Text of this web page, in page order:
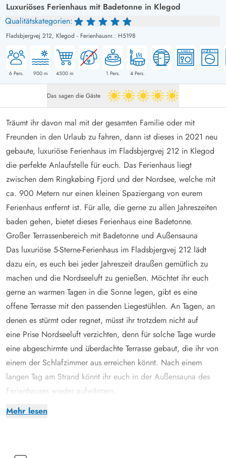
Luxuriöses Ferienhaus mit Badetonne in Klegod
Qualitätskategorien:
Fladsbjergvej 212, Klegod - Ferienhausnr.: H5198
6Pers. 900m 4500m 1 Pers. 4Pers.
Das sagen die Gäste 5 von 5
Mehr lesen
Träumt ihr davon mal mit der gesamten Familie oder mit
Freunden in den Urlaub zu fahren, dann ist dieses in 2021 neu
gebaute, luxuriöse Ferienhaus im Fladsbjergvej 212 in Klegod
die perfekte Anlaufstelle für euch. Das Ferienhaus liegt
zwischen dem Ringkøbing Fjord und der Nordsee, welche mit
ca. 900 Metern nur einen kleinen Spaziergang von eurem
Ferienhaus entfernt ist. Für alle, die gerne zu allen Jahreszeiten
baden gehen, bietet dieses Ferienhaus eine Badetonne.
Großer Terrassenbereich mit Badetonne und Außensauna
Das luxuriöse 5-Sterne-Ferienhaus im Fladsbjergvej 212 lädt
dazu ein, es euch bei jeder Jahreszeit draußen gemütlich zu
machen und die Nordseeluft zu genießen. Möchtet ihr euch
gerne an warmen Tagen in die Sonne legen, gibt es eine
offene Terrasse mit den passenden Liegestühlen. An Tagen, an
denen es stürmt oder regnet, müsst ihr trotzdem nicht auf
eine Prise Nordseeluft verzichten, denn für solche Tage wurde
eine abgeschirmte und überdachte Terrasse gebaut, die ihr von
einem der Schlafzimmer aus erreichen könnt. Nach einem
langen Tag am Strand könnt ihr euch in der Außensauna des
Ferienhauses wieder aufwärmen.
Diejenigen unter euch, die von einem romantischen Abend